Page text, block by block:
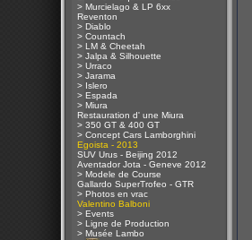
> Murcielago & LP 6xx
Reventon
> Diablo
> Countach
> LM & Cheetah
> Jalpa & Silhouette
> Urraco
> Jarama
> Islero
> Espada
> Miura
Restauration d' une Miura
> 350 GT & 400 GT
> Concept Cars Lamborghini
Egoista - 2013
SUV Urus - Beijing 2012
Aventador Jota - Geneve 2012
> Modele de Course
Gallardo SuperTrofeo - GTR
> Photos en vrac
Valentino Balboni
> Events
> Ligne de Production
> Musée Lambo